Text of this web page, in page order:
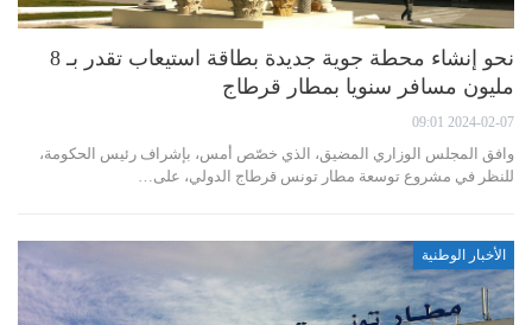
نحو إنشاء محطة جوية جديدة بطاقة استيعاب تقدر بـ 8
مليون مسافر سنويا بمطار قرطاج
2024-02-07 09:01
وافق المجلس الوزاري المضيق، الذي خصّص أمس، بإشراف رئيس الحكومة،
للنظر في مشروع توسعة مطار تونس قرطاج الدولي، على…
الأخبار الوطنية